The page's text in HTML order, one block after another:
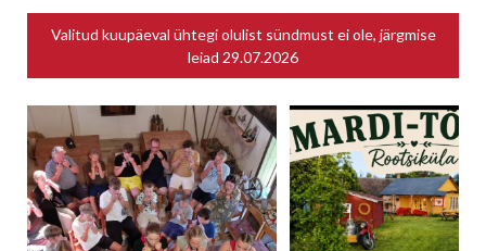
Valitud kuupäeval ühtegi olulist sündmust ei ole, järgmise
leiad 29.07.2026